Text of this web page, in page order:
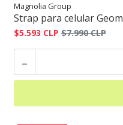
Magnolia Group
Strap para celular
$5.593 CLP $7.990 CLP
-